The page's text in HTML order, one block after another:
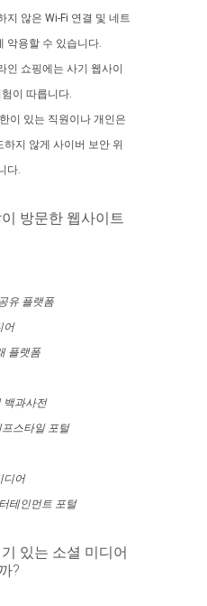
지 않은 Wi-Fi 연결 및 네트
악용할 수 있습니다.
인 쇼핑에는 사기 웹사이
이 따릅니다.
이 있는 직원이나 개인은
지 않게 사이버 보안 위
다.
방문한 웹사이트
유 플랫폼
어
플랫폼
백과사전
스타일 포털
디어
테인먼트 포털
있는 소셜 미디어
?